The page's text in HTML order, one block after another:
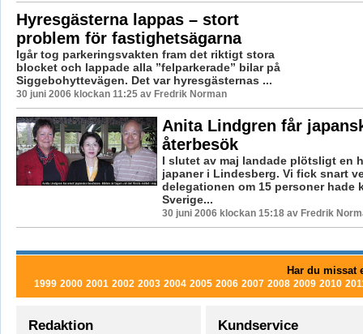
Hyresgästerna lappas – stort
problem för fastighetsägarna
Igår tog parkeringsvakten fram det riktigt stora
blocket och lappade alla ”felparkerade” bilar på
Siggebohyttevägen. Det var hyresgästernas ...
30 juni 2006 klockan 11:25 av Fredrik Norman
Anita Lindgren får
återbesök
I slutet av maj landade plötsligt en
japaner i Lindesberg. Vi fick snart
delegationen om 15 personer hade
Sverige...
30 juni 2006 klockan 15:18 av Fredrik
Har du missat
1999 2000 2001 2002 2003 2004 2005 2006 2007 2008 2009 2010
Redaktion Kundservice